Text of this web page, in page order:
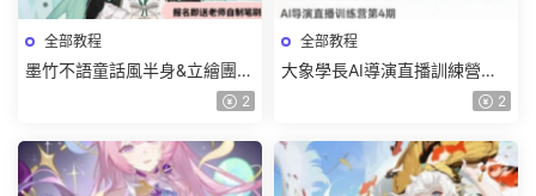
全部教程
墨竹不語童話風半身&立繪團練
課2026【畫質高清有課件筆 2
全部教程
大象學長AI導演直播訓練營第4
期2026【畫質高清有資料】 2